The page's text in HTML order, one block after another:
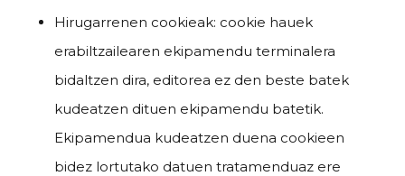
Hirugarrenen cookieak: cookie hauek
erabiltzailearen ekipamendu terminalera
bidaltzen dira, editorea ez den beste batek
kudeatzen dituen ekipamendu batetik.
Ekipamendua kudeatzen duena cookieen
bidez lortutako datuen tratamenduaz ere